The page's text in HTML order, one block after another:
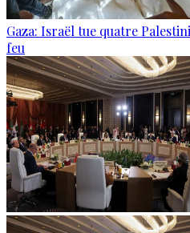
Gaza: Israël tue quatre
feu